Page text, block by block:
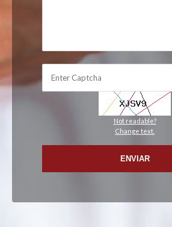
Not readable?
Change text.
ENVIAR